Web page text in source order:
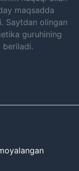
maqsadda
Saytdan olingan
guruhining
beriladi.